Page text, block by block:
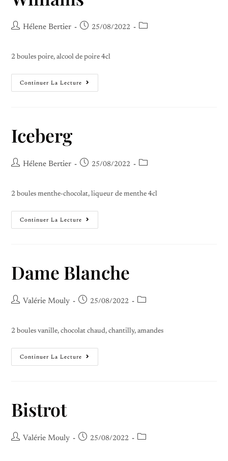
Hélene Bertier 25/08/2022
2 boules poire, alcool de poire 4cl
Continuer La Lecture
Iceberg
Hélene Bertier 25/08/2022
2 boules menthe-chocolat, liqueur de menthe 4cl
Continuer La Lecture
Dame Blanche
Valérie Mouly 25/08/2022
2 boules vanille, chocolat chaud, chantilly, amandes
Continuer La Lecture
Bistrot
Valérie Mouly 25/08/2022